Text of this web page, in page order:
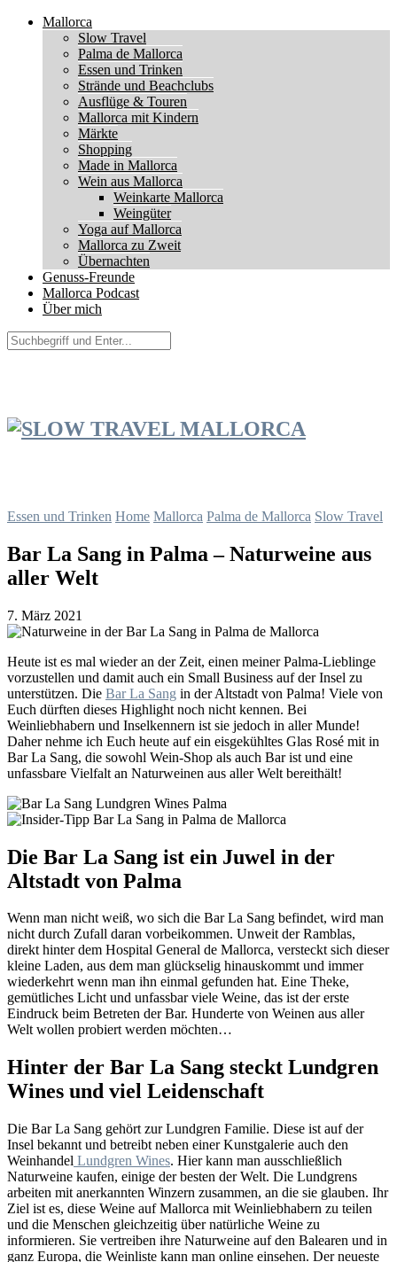
Mallorca
Slow Travel
Palma de Mallorca
Essen und Trinken
Strände und Beachclubs
Ausflüge & Touren
Mallorca mit Kindern
Märkte
Shopping
Made in Mallorca
Wein aus Mallorca
Weinkarte Mallorca
Weingüter
Yoga auf Mallorca
Mallorca zu Zweit
Übernachten
Genuss-Freunde
Mallorca Podcast
Über mich
Essen und Trinken Home Mallorca Palma de Mallorca Slow Travel
Bar La Sang in Palma – Naturweine aus
aller Welt
7. März 2021
Heute ist es mal wieder an der Zeit, einen meiner Palma-Lieblinge
vorzustellen und damit auch ein Small Business auf der Insel zu
unterstützen. Die Bar La Sang in der Altstadt von Palma! Viele von
Euch dürften dieses Highlight noch nicht kennen. Bei
Weinliebhabern und Inselkennern ist sie jedoch in aller Munde!
Daher nehme ich Euch heute auf ein eisgekühltes Glas Rosé mit in
Bar La Sang, die sowohl Wein-Shop als auch Bar ist und eine
unfassbare Vielfalt an Naturweinen aus aller Welt bereithält!
Die Bar La Sang ist ein Juwel in der
Altstadt von Palma
Wenn man nicht weiß, wo sich die Bar La Sang befindet, wird man
nicht durch Zufall daran vorbeikommen. Unweit der Ramblas,
direkt hinter dem Hospital General de Mallorca, versteckt sich dieser
kleine Laden, aus dem man glückselig hinauskommt und immer
wiederkehrt wenn man ihn einmal gefunden hat. Eine Theke,
gemütliches Licht und unfassbar viele Weine, das ist der erste
Eindruck beim Betreten der Bar. Hunderte von Weinen aus aller
Welt wollen probiert werden möchten…
Hinter der Bar La Sang steckt Lundgren
Wines und viel Leidenschaft
Die Bar La Sang gehört zur Lundgren Familie. Diese ist auf der
Insel bekannt und betreibt neben einer Kunstgalerie auch den
Weinhandel Lundgren Wines. Hier kann man ausschließlich
Naturweine kaufen, einige der besten der Welt. Die Lundgrens
arbeiten mit anerkannten Winzern zusammen, an die sie glauben. Ihr
Ziel ist es, diese Weine auf Mallorca mit Weinliebhabern zu teilen
und die Menschen gleichzeitig über natürliche Weine zu
informieren. Sie vertreiben ihre Naturweine auf den Balearen und in
ganz Europa, die Weinliste kann man online einsehen. Der neueste